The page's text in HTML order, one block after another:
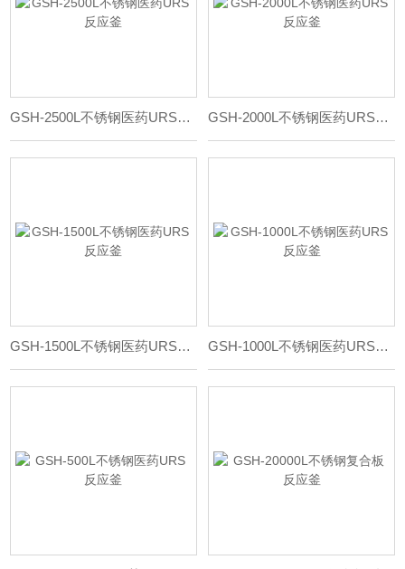
GSH-2500L不锈钢医药URS反应釜 GSH-2000L不锈钢医药URS反应釜
GSH-1500L不锈钢医药URS反应釜 GSH-1000L不锈钢医药URS反应釜